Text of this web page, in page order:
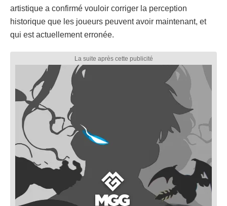
artistique a confirmé vouloir corriger la perception
historique que les joueurs peuvent avoir maintenant, et
qui est actuellement erronée.